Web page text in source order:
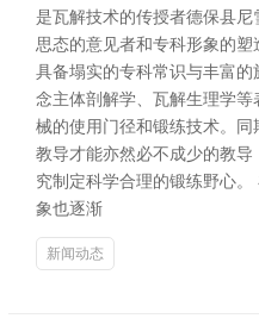
是瓦解技术的传授者德保县
思态的意见者和专科形象的
具备塌实的专科常识与丰富
念主体剖解学、瓦解生理学
械的使用门径和锻练技术。
教导才能亦然必不成少的教
究制定科学合理的锻练野心
象也逐渐
新闻动态